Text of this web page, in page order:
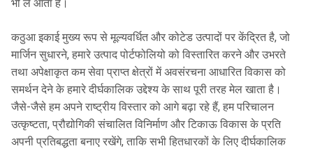
भी ले आता है।
कठुआ इकाई मुख्य रूप से मूल्यवर्धित और कोटेड उत्पादों पर केंद्रित है, जो
मार्जिन सुधारने, हमारे उत्पाद पोर्टफोलियो को विस्तारित करने और उभरते
तथा अपेक्षाकृत कम सेवा प्राप्त क्षेत्रों में अवसंरचना आधारित विकास को
समर्थन देने के हमारे दीर्घकालिक उद्देश्य के साथ पूरी तरह मेल खाता है।
जैसे-जैसे हम अपने राष्ट्रीय विस्तार को आगे बढ़ा रहे हैं, हम परिचालन
उत्कृष्टता, प्रौद्योगिकी संचालित विनिर्माण और टिकाऊ विकास के प्रति
अपनी प्रतिबद्धता बनाए रखेंगे, ताकि सभी हितधारकों के लिए दीर्घकालिक